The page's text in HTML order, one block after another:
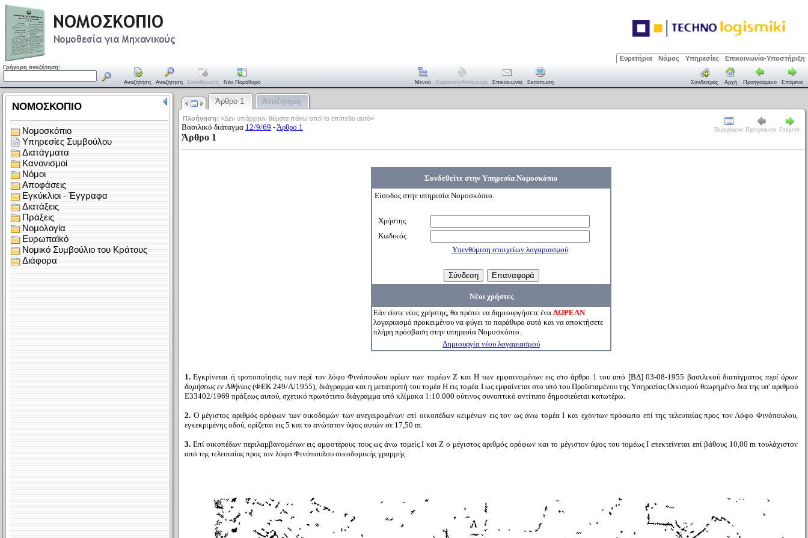
Ευρετήρια Νόμος Υπηρεσίες Επικοινωνία-Υποστήριξη
Γρήγορη αναζήτηση:
Αναζήτηση Αναζήτηση Ελευθέρωση Νέο Παράθυρο Μενού Εμφάνιση/απόκρυψη Επικοινωνία Εκτύπωση Σύνδεσμος Αρχή Προηγούμενο Επόμενο
Άρθρο 1 Αναζήτηση